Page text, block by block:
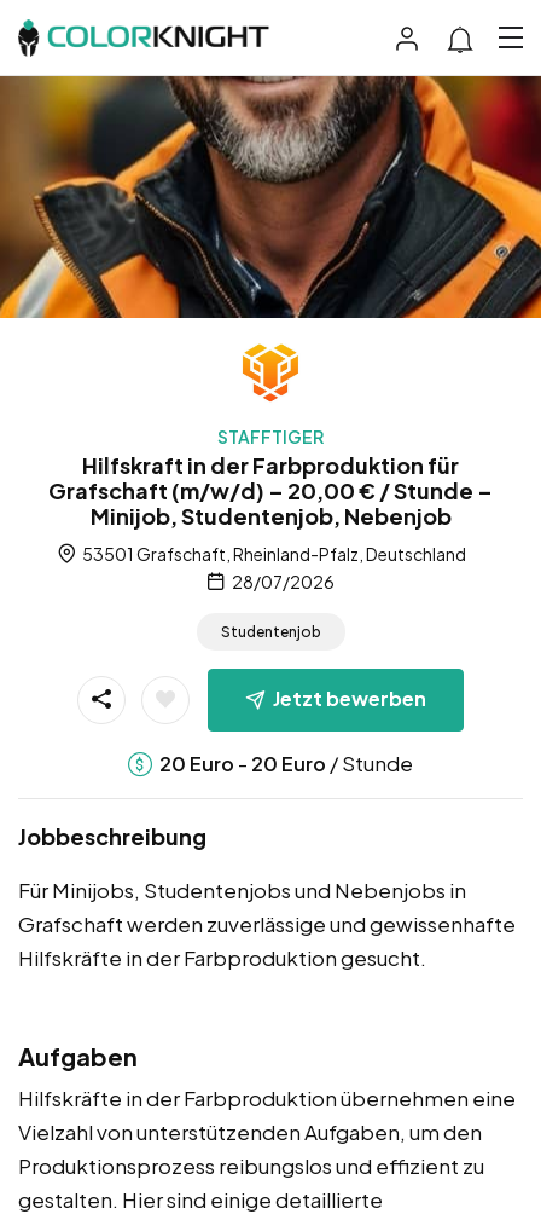
STAFFTIGER
Hilfskraft in der Farbproduktion für
Grafschaft (m/w/d) – 20,00 € / Stunde –
Minijob, Studentenjob, Nebenjob
53501 Grafschaft, Rheinland-Pfalz, Deutschland
28/07/2026
Studentenjob
Jetzt bewerben
20 Euro - 20 Euro / Stunde
Jobbeschreibung
Für Minijobs, Studentenjobs und Nebenjobs in
Grafschaft werden zuverlässige und gewissenhafte
Hilfskräfte in der Farbproduktion gesucht.
Aufgaben
Hilfskräfte in der Farbproduktion übernehmen eine
Vielzahl von unterstützenden Aufgaben, um den
Produktionsprozess reibungslos und effizient zu
gestalten. Hier sind einige detaillierte